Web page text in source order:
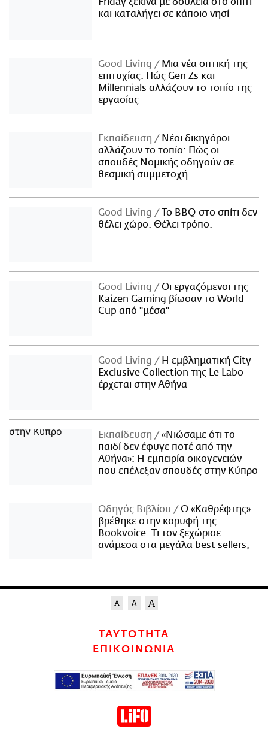
και καταλήγει σε κάποιο νησί
Good Living
Μια νέα οπτική της
επιτυχίας: Πώς Gen Zs και
Millennials αλλάζουν το τοπίο της
εργασίας
Εκπαίδευση
Νέοι δικηγόροι
αλλάζουν το τοπίο: Πώς οι
σπουδές Νομικής οδηγούν σε
θεσμική συμμετοχή
Good Living
Το BBQ στο σπίτι δεν
θέλει χώρο. Θέλει τρόπο.
Good Living
Οι εργαζόμενοι της
Kaizen Gaming βίωσαν το World
Cup από "μέσα"
Good Living
Η εμβληματική City
Exclusive Collection της Le Labo
έρχεται στην Αθήνα
Εκπαίδευση
«Νιώσαμε ότι το
παιδί δεν έφυγε ποτέ από την
Αθήνα»: Η εμπειρία οικογενειών
που επέλεξαν σπουδές στην Κύπρο
Οδηγός Βιβλίου
Ο «Καθρέφτης»
βρέθηκε στην κορυφή της
Bookvoice. Τι τον ξεχώρισε
ανάμεσα στα μεγάλα best sellers;
ΤΑΥΤΟΤΗΤΑ
ΕΠΙΚΟΙΝΩΝΙΑ